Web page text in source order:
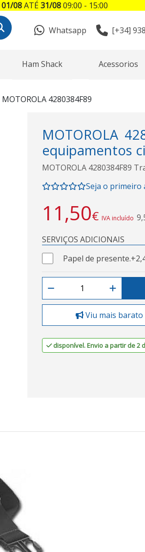
Whatsapp [+34]
Ham Shack Acessorios
MOTOROLA 4280384F89
MOTOROLA
equipamentos
MOTOROLA 4280384F89
Seja o primeiro
11,50€ IVA incluído
SERVIÇOS ADICIONAIS
Papel de presente.
Viu mais barato
disponível. Envio a partir de 2
01/08ATÉ31/0809:00 - 15:00